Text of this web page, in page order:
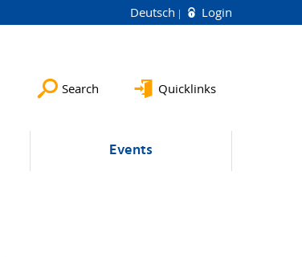
Deutsch Login
Search Quicklinks
Events